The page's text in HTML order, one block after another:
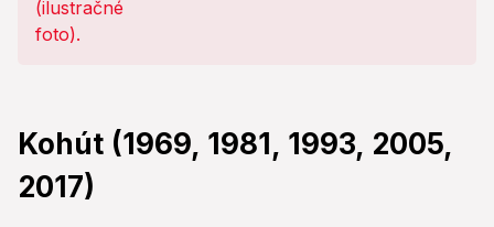
Kohút (1969, 1981, 1993, 2005,
2017)